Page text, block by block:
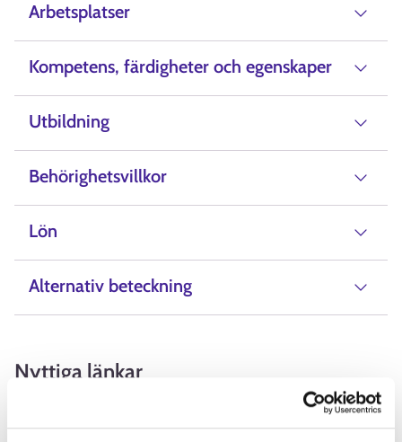
Arbetsplatser
Kompetens, färdigheter och egenskaper
Utbildning
Behörighetsvillkor
Lön
Alternativ beteckning
Nyttiga länkar